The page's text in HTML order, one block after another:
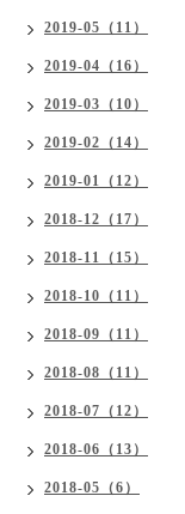
2019-05（11）
2019-04（16）
2019-03（10）
2019-02（14）
2019-01（12）
2018-12（17）
2018-11（15）
2018-10（11）
2018-09（11）
2018-08（11）
2018-07（12）
2018-06（13）
2018-05（6）